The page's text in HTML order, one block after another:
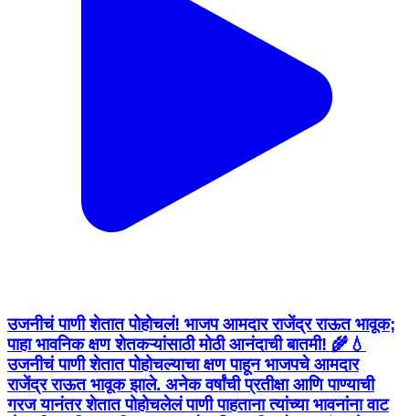
उजनीचं पाणी शेतात पोहोचलं! भाजप आमदार राजेंद्र राऊत भावूक;
पाहा भावनिक क्षण शेतकऱ्यांसाठी मोठी आनंदाची बातमी! 🌾💧
उजनीचं पाणी शेतात पोहोचल्याचा क्षण पाहून भाजपचे आमदार
राजेंद्र राऊत भावूक झाले. अनेक वर्षांची प्रतीक्षा आणि पाण्याची
गरज यानंतर शेतात पोहोचलेलं पाणी पाहताना त्यांच्या भावनांना वाट